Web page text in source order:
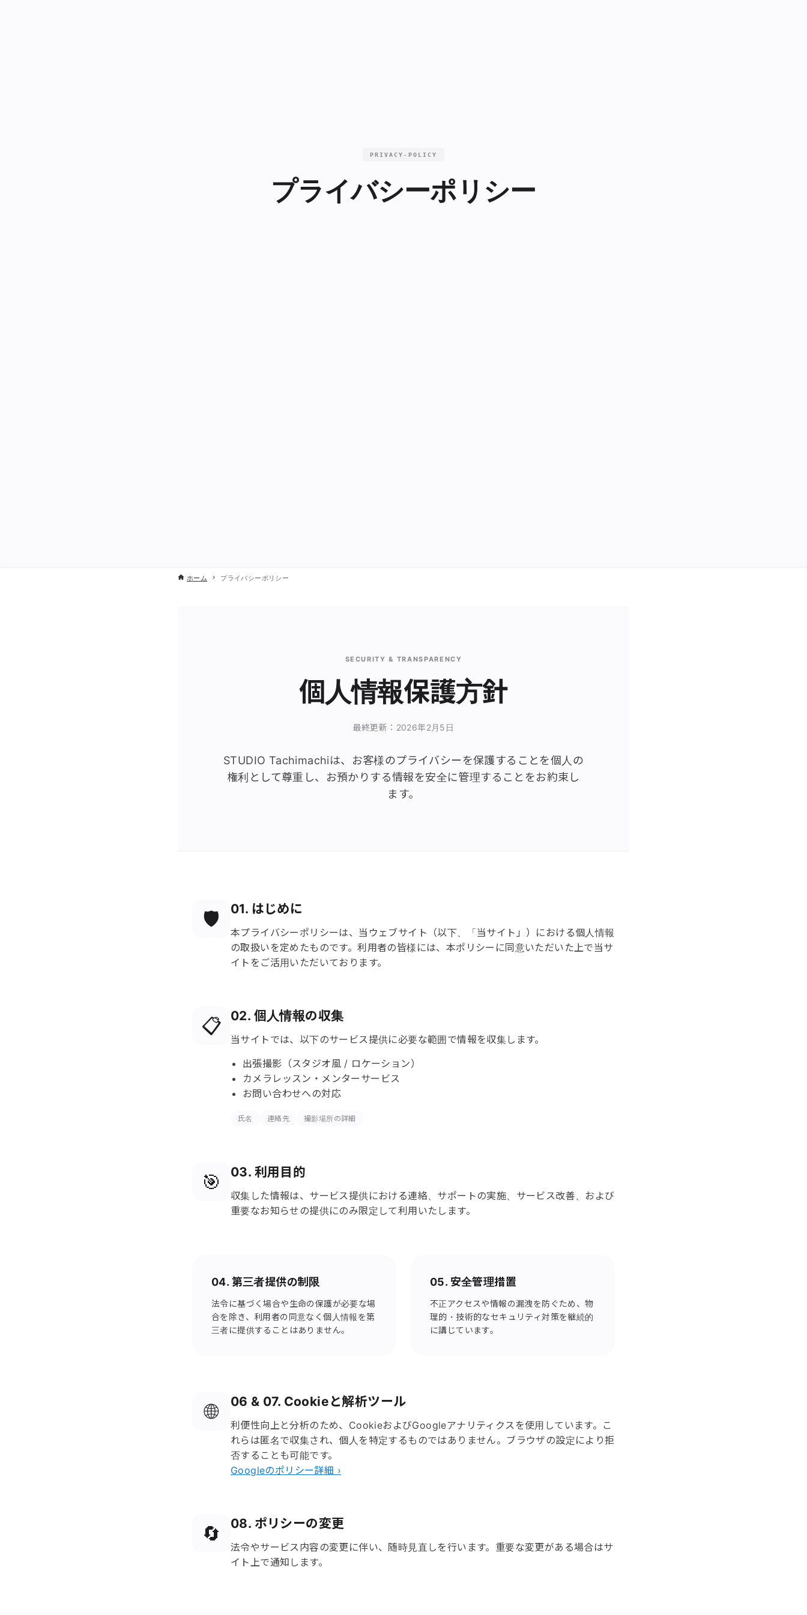
PRIVACY-POLICY
プライバシーポリシー
ホーム プライバシーポリシー
SECURITY & TRANSPARENCY
個人情報保護方針
最終更新：2026年2月5日
STUDIO Tachimachiは、お客様のプライバシーを保護することを個人の
権利として尊重し、お預かりする情報を安全に管理することをお約束し
ます。
🛡️ 01. はじめに
本プライバシーポリシーは、当ウェブサイト（以下、「当サイト」）における個人情報
の取扱いを定めたものです。利用者の皆様には、本ポリシーに同意いただいた上で当サ
イトをご活用いただいております。
📋 02. 個人情報の収集
当サイトでは、以下のサービス提供に必要な範囲で情報を収集します。
出張撮影（スタジオ風 / ロケーション）
カメラレッスン・メンターサービス
お問い合わせへの対応
氏名 連絡先 撮影場所の詳細
🎯 03. 利用目的
収集した情報は、サービス提供における連絡、サポートの実施、サービス改善、および
重要なお知らせの提供にのみ限定して利用いたします。
04. 第三者提供の制限
法令に基づく場合や生命の保護が必要な場
合を除き、利用者の同意なく個人情報を第
三者に提供することはありません。
05. 安全管理措置
不正アクセスや情報の漏洩を防ぐため、物
理的・技術的なセキュリティ対策を継続的
に講じています。
🌐 06 & 07. Cookieと解析ツール
利便性向上と分析のため、CookieおよびGoogleアナリティクスを使用しています。こ
れらは匿名で収集され、個人を特定するものではありません。ブラウザの設定により拒
否することも可能です。
Googleのポリシー詳細 ›
🔄 08. ポリシーの変更
法令やサービス内容の変更に伴い、随時見直しを行います。重要な変更がある場合はサ
イト上で通知します。